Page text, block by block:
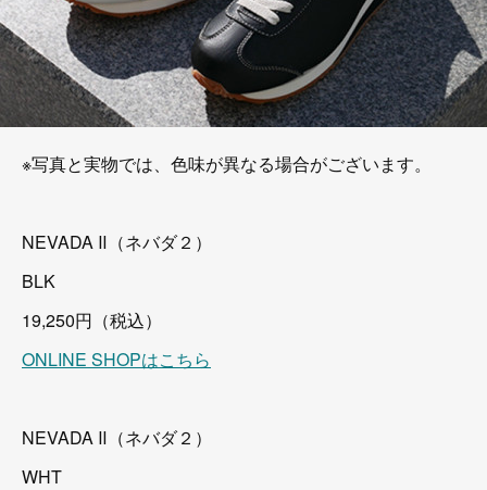
※写真と実物では、色味が異なる場合がございます。
NEVADA Ⅱ（ネバダ２）
BLK
19,250円（税込）
ONLINE SHOPはこちら
NEVADA Ⅱ（ネバダ２）
WHT